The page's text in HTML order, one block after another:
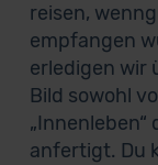
reisen,
empfangen
erledigen wir
Bild sowohl
anfertigt. Du